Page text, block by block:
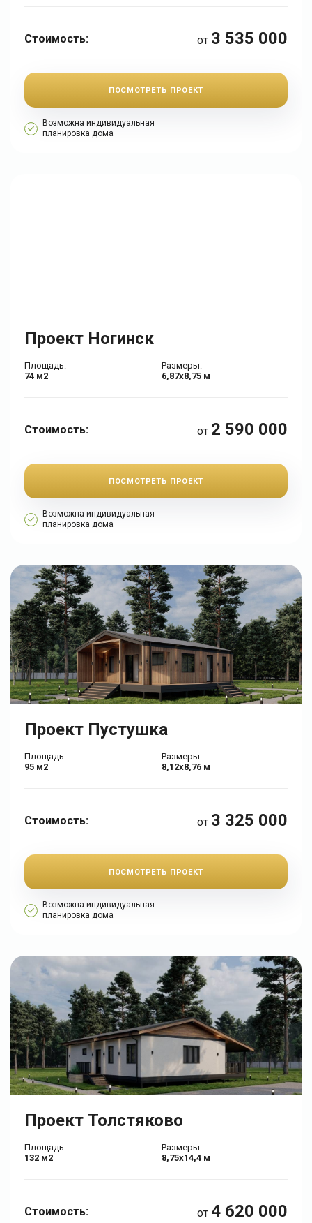
Стоимость: от 3 535 000
ПОСМОТРЕТЬ ПРОЕКТ
Возможна индивидуальная
планировка дома
Проект Ногинск
Площадь:
74 м2
Размеры:
6,87х8,75 м
Стоимость: от 2 590 000
ПОСМОТРЕТЬ ПРОЕКТ
Возможна индивидуальная
планировка дома
Проект Пустушка
Площадь:
95 м2
Размеры:
8,12х8,76 м
Стоимость: от 3 325 000
ПОСМОТРЕТЬ ПРОЕКТ
Возможна индивидуальная
планировка дома
Проект Толстяково
Площадь:
132 м2
Размеры:
8,75х14,4 м
Стоимость: от 4 620 000